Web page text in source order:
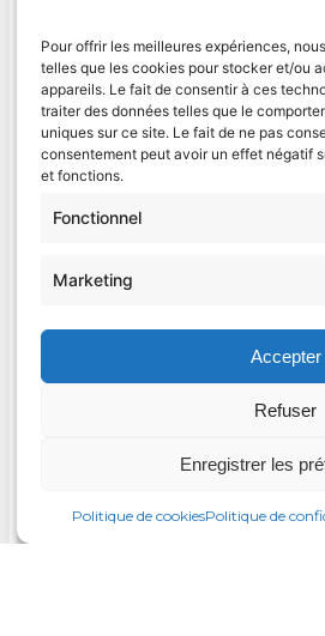
Pour offrir les meilleures expériences,
telles que les cookies pour stocker et/ou
appareils. Le fait de consentir à ces
traiter des données telles que le
uniques sur ce site. Le fait de ne pas
consentement peut avoir un effet négatif
et fonctions.
Fonctionnel
Marketing
Accepter
Refuser
Enregistrer les
Politique de cookiesPolitique de
au profit des producteurs,
intérêts à Bruxelles et
réciprocité dans les
Consulter
Réarmer notre
propositions pour la France